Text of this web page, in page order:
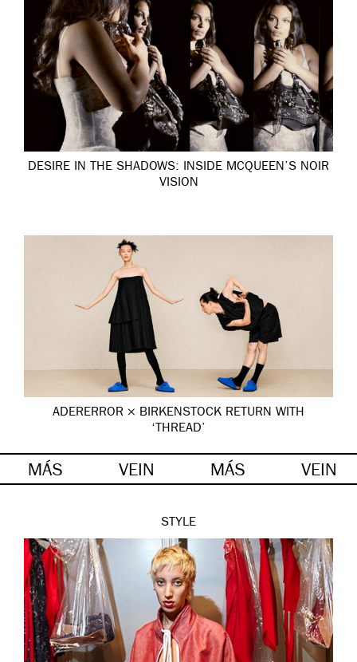
DESIRE IN THE SHADOWS: INSIDE MCQUEEN’S NOIR
VISION
ADERERROR × BIRKENSTOCK RETURN WITH
‘THREAD’
MÁS VEIN MÁS VEIN
STYLE